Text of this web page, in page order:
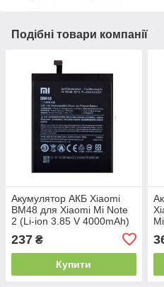
Подібні товари компанії
Акумулятор АКБ Xiaomi
BM48 для Xiaomi Mi Note
2 (Li-ion 3.85 V 4000mAh)
237 ₴
Купити